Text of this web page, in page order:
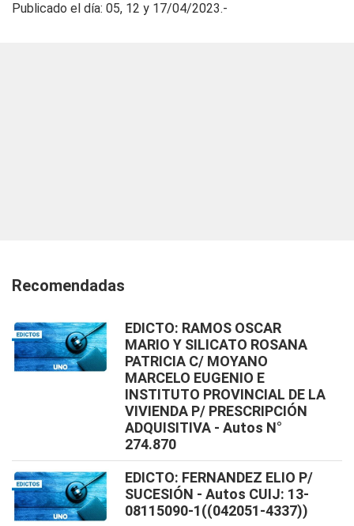
Publicado el día: 05, 12 y 17/04/2023.-
Recomendadas
EDICTO: RAMOS OSCAR
MARIO Y SILICATO ROSANA
PATRICIA C/ MOYANO
MARCELO EUGENIO E
INSTITUTO PROVINCIAL DE LA
VIVIENDA P/ PRESCRIPCIÓN
ADQUISITIVA - Autos N°
274.870
EDICTO: FERNANDEZ ELIO P/
SUCESIÓN - Autos CUIJ: 13-
08115090-1((042051-4337))